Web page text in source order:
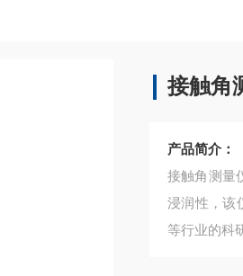
产品简介：
接触角测量仪 实验室仪器用于哪些应用：主要用于测量液体对固体的亲水角，即液体
浸润性，该
等行业的科